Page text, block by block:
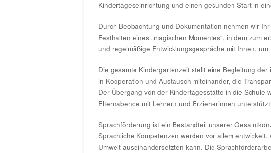
Kindertageseinrichtung und einen gesunden Start in
Durch Beobachtung und Dokumentation nehmen wir
Festhalten eines „magischen Momentes“, in dem zum
und regelmäßige Entwicklungsgespräche mit Ihnen,
Die gesamte Kindergartenzeit stellt eine Begleitung
in Kooperation und Austausch miteinander, die
Der Übergang von der Kindertagesstätte in die Schule
Elternabende mit Lehrern und Erzieherinnen unterstützt.
Sprachförderung ist ein Bestandteil unserer
Sprachliche Kompetenzen werden vor allem
Umwelt auseinandersetzten kann. Die